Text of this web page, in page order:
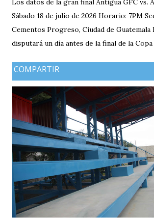
Los datos de la gran final Antigua GFC vs.
Sábado 18 de julio de 2026 Horario: 7PM
Cementos Progreso, Ciudad de Guatemala
disputará un día antes de la final de la
especialmente futbolera para los aficionados
guatemaltecos. Antigua GFC llega al
equipo más regular del torneo tras g
COMPARTIR